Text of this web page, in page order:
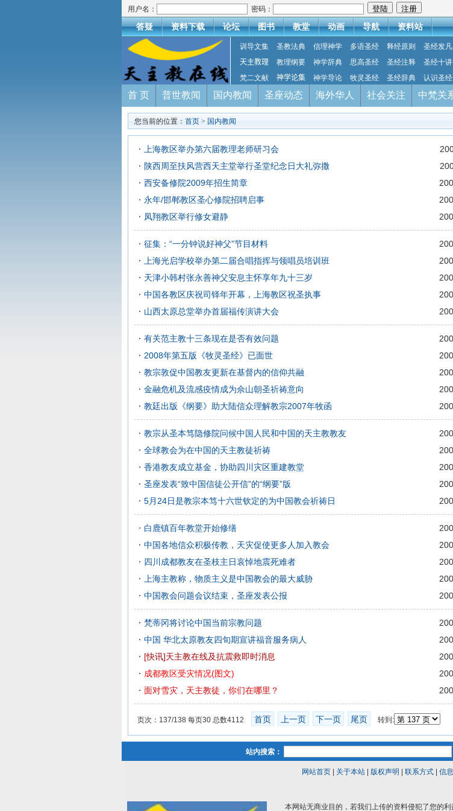
用户名： 密码：
答疑 资料下载 论坛 图书 教堂 动画 导航 资料站
训导文集 圣教法典 信理神学 多语圣经 释经原则 圣经发凡
天主教理
教理纲要 神学辞典 思高圣经 圣经注释 圣经十讲
梵二文献
神学论集 神学导论 牧灵圣经 圣经辞典 认识圣经
首 页 普世教闻 国内教闻 圣座动态 海外华人 社会关注 中梵关
您当前的位置： 首页 > 国内教闻
上海教区举办第六届教理老师研习会
陕西周至扶风营西天主堂举行圣堂纪念日大礼弥撒
西安备修院2009年招生简章
永年/邯郸教区圣心修院招聘启事
凤翔教区举行修女避静
征集：“一分钟说好神父”节目材料
上海光启学校举办第二届合唱指挥与领唱员培训班
天津小韩村张永善神父安息主怀享年九十三岁
中国各教区庆祝司铎年开幕，上海教区祝圣执事
山西太原总堂举办首届福传演讲大会
有关范主教十三条现在是否有效问题
2008年第五版《牧灵圣经》已面世
教宗敦促中国教友更新在基督内的信仰共融
金融危机及流感疫情成为佘山朝圣祈祷意向
教廷出版《纲要》助大陆信众理解教宗2007年牧函
教宗从圣本笃隐修院问候中国人民和中国的天主教教友
全球教会为在中国的天主教徒祈祷
香港教友成立基金，协助四川灾区重建教堂
圣座发表“致中国信徒公开信”的“纲要”版
5月24日是教宗本笃十六世钦定的为中国教会祈祷日
白鹿镇百年教堂开始修缮
中国各地信众积极传教，天灾促使更多人加入教会
四川成都教友在圣枝主日哀悼地震死难者
上海主教称，物质主义是中国教会的最大威胁
中国教会问题会议结束，圣座发表公报
梵蒂冈将讨论中国当前宗教问题
中国 华北太原教友四旬期宣讲福音服务病人
[快讯]天主教在线及抗震救即时消息
成都教区受灾情况(图文)
面对雪灾，天主教徒，你们在哪里？
页次：137/138 每页30 总数4112 首页 上一页 下一页 尾页 转到:
站内搜索：
网站首页| 关于本站| 版权声明 联系方式| 信
本网站无商业目的，若我们上传的资料侵犯了您的